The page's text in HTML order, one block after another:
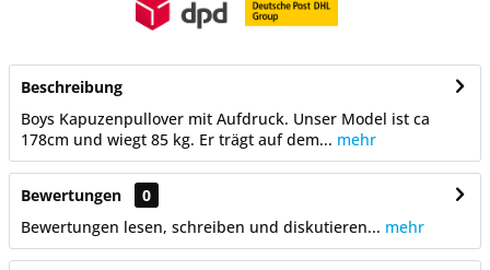
Beschreibung
Boys Kapuzenpullover mit Aufdruck. Unser Model ist ca
178cm und wiegt 85 kg. Er trägt auf dem... mehr
Bewertungen
0
Bewertungen lesen, schreiben und diskutieren... mehr